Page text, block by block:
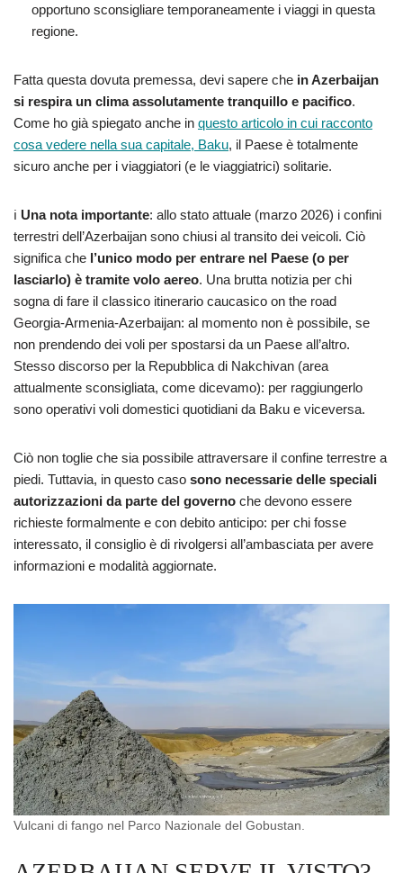
opportuno sconsigliare temporaneamente i viaggi in questa
regione.
Fatta questa dovuta premessa, devi sapere che in Azerbaijan
si respira un clima assolutamente tranquillo e pacifico.
Come ho già spiegato anche in questo articolo in cui racconto
cosa vedere nella sua capitale, Baku, il Paese è totalmente
sicuro anche per i viaggiatori (e le viaggiatrici) solitarie.
ℹ️ Una nota importante: allo stato attuale (marzo 2026) i confini
terrestri dell’Azerbaijan sono chiusi al transito dei veicoli. Ciò
significa che l’unico modo per entrare nel Paese (o per
lasciarlo) è tramite volo aereo. Una brutta notizia per chi
sogna di fare il classico itinerario caucasico on the road
Georgia-Armenia-Azerbaijan: al momento non è possibile, se
non prendendo dei voli per spostarsi da un Paese all’altro.
Stesso discorso per la Repubblica di Nakchivan (area
attualmente sconsigliata, come dicevamo): per raggiungerlo
sono operativi voli domestici quotidiani da Baku e viceversa.
Ciò non toglie che sia possibile attraversare il confine terrestre a
piedi. Tuttavia, in questo caso sono necessarie delle speciali
autorizzazioni da parte del governo che devono essere
richieste formalmente e con debito anticipo: per chi fosse
interessato, il consiglio è di rivolgersi all’ambasciata per avere
informazioni e modalità aggiornate.
Vulcani di fango nel Parco Nazionale del Gobustan.